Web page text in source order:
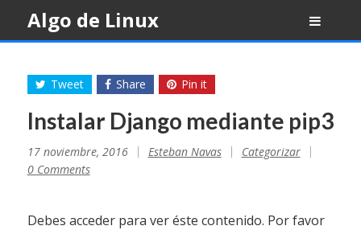
content
Algo de Linux
Tweet Share Pin it
Instalar Django mediante pip3
17 noviembre, 2016 Esteban Navas
Categorizar
0 Comments
Debes acceder para ver éste contenido. Por favor